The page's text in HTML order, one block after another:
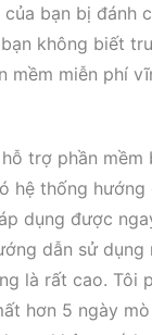
bạn bị đánh
không biết
mềm miễn phí
trợ phần mềm
hệ thống hướng
dụng được
dẫn sử
là rất cao. Tôi
hơn 5 ngày